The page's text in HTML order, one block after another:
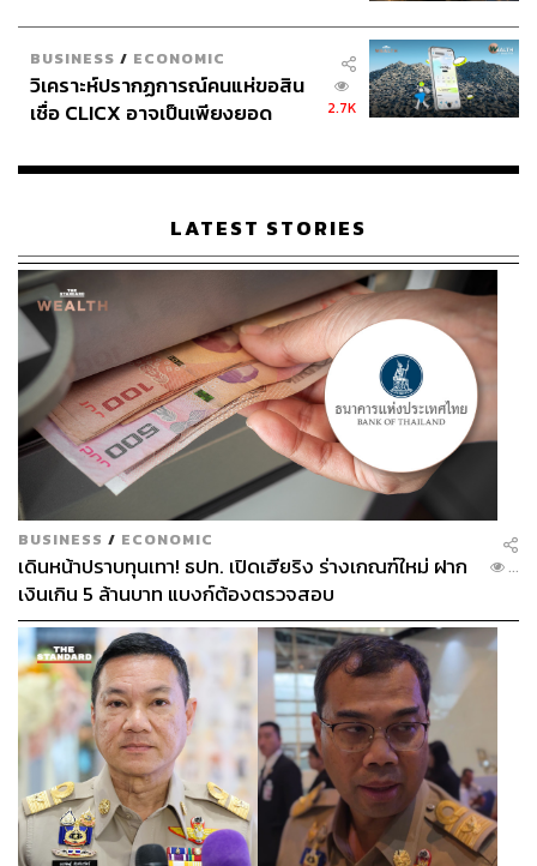
ชอบกิน ชอบเที่ยว ชอบถ่ายรูป ชอบรีวิวให้
เพื่อนฟัง เลยมาฝึกงานที่ THE STANDARD
ABOUT THE AUTHOR
Senior Content Creator ประจำกองไลฟ์สไตล์
ABOUT THE PHOTOGRAPHER
สลัก แก้วเชื้อ
ช่างภาพประจำสำนักข่าว THE STANDARD
BUSINESS / ECONOMIC
วิเคราะห์ปรากฏการณ์คนแห่ขอสิน
เชื่อ CLICX อาจเป็นเพียงยอด
เรือนไทยที่ถูกซุกไว้
2.7K
LATEST STORIES
BUSINESS / ECONOMIC
เดินหน้าปราบทุนเทา! ธปท. เปิดเฮียริง ร่างเกณฑ์ใหม่ ฝาก
เงินเกิน 5 ล้านบาท แบงก์ต้องตรวจสอบ
...